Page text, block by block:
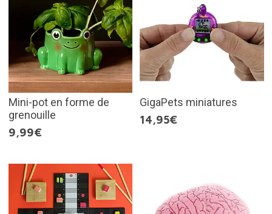
Mini-pot en forme de
grenouille
9,99€
GigaPets miniatures
14,95€